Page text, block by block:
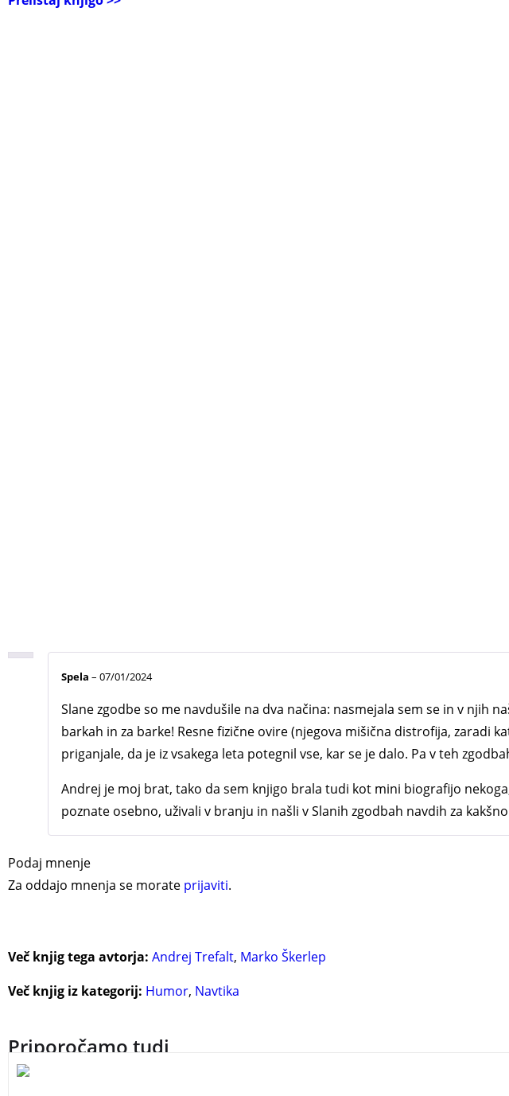
Spela – 07/01/2024
Slane zgodbe so me navdušile na dva načina: nasmejala sem se in v njih
barkah in za barke! Resne fizične ovire (njegova mišična distrofija, zaradi
priganjale, da je iz vsakega leta potegnil vse, kar se je dalo. Pa v teh
Andrej je moj brat, tako da sem knjigo brala tudi kot mini biografijo
poznate osebno, uživali v branju in našli v Slanih zgodbah navdih za
Podaj mnenje
Za oddajo mnenja se morate prijaviti.
Več knjig tega avtorja: Andrej Trefalt, Marko Škerlep
Več knjig iz kategorij: Humor, Navtika
Priporočamo tudi